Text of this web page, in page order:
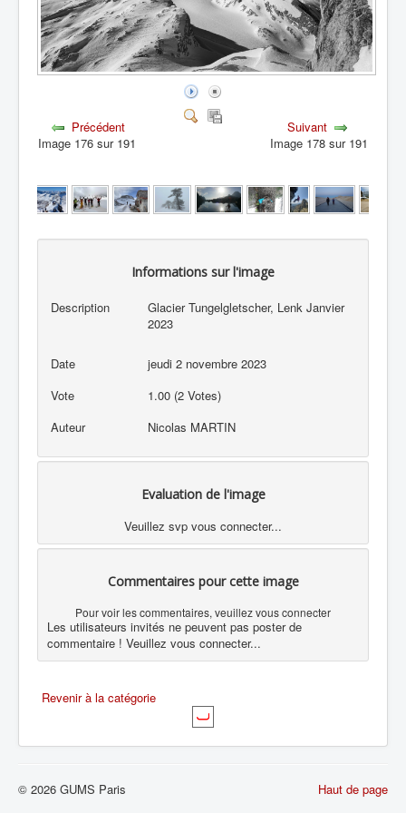
Précédent
Image 176 sur 191
Suivant
Image 178 sur 191
Informations sur l'image
Description
Glacier Tungelgletscher, Lenk Janvier
2023
Date
jeudi 2 novembre 2023
Vote
1.00 (2 Votes)
Auteur
Nicolas MARTIN
Evaluation de l'image
Veuillez svp vous connecter...
Commentaires pour cette image
Pour voir les commentaires, veuillez vous connecter
Les utilisateurs invités ne peuvent pas poster de
commentaire ! Veuillez vous connecter...
Revenir à la catégorie
Haut de page
© 2026 GUMS Paris